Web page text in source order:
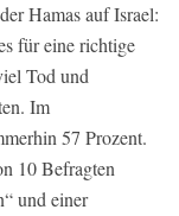
Hamas auf Israel:
für eine richtige
Tod und
Im
57 Prozent.
10 Befragten
und einer